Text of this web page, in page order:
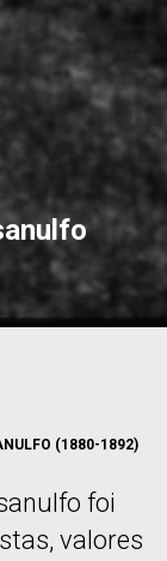
(1880-1892)
foi
valores